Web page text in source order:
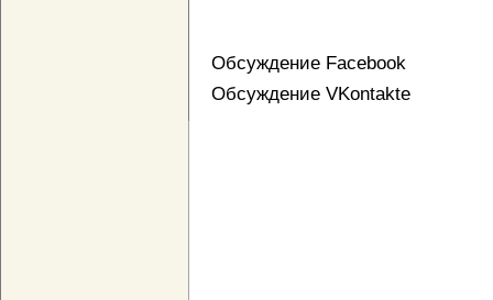
Обсуждение Facebook
Обсуждение VKontakte